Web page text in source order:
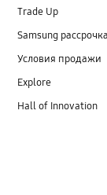
Trade Up
Samsung рассрочка
Условия продажи
Explore
Hall of Innovation